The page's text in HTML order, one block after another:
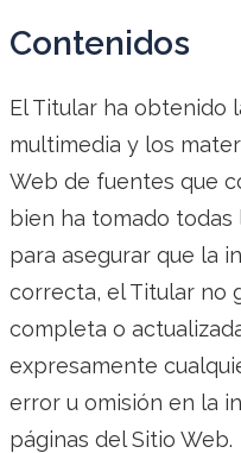
Contenidos
El Titular ha obtenido
multimedia y los
Web de fuentes que
bien ha tomado todas
para asegurar que la
correcta, el Titular no
completa o
expresamente
error u omisión en la
páginas del Sitio Web.